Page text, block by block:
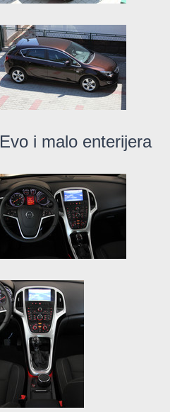
Evo i malo enterijera